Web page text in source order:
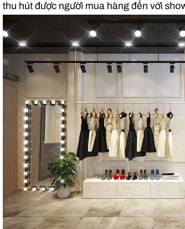
thu hút được người mua hàng đến với